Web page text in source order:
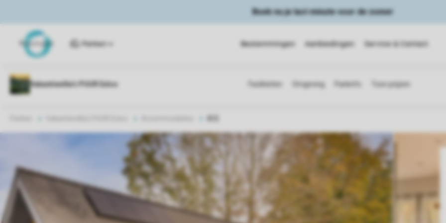
Boek nu je last minute voor de zomer
Parken Bestemmingen Aanbiedingen Service & Contact